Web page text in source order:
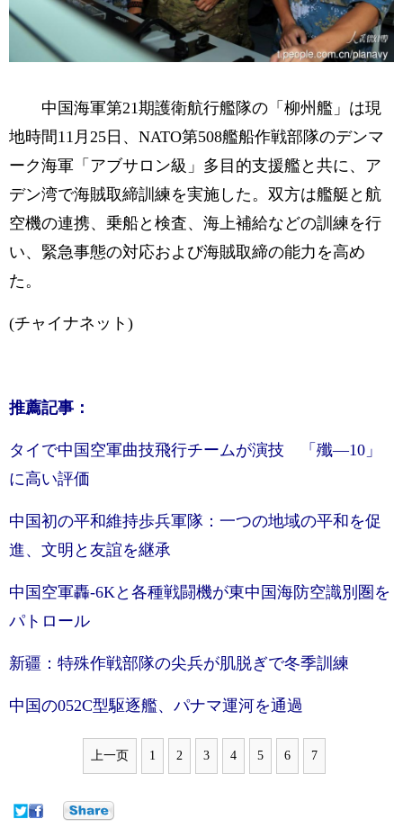
中国海軍第21期護衛航行艦隊の「柳州艦」は現
地時間11月25日、NATO第508艦船作戦部隊のデンマ
ーク海軍「アブサロン級」多目的支援艦と共に、ア
デン湾で海賊取締訓練を実施した。双方は艦艇と航
空機の連携、乗船と検査、海上補給などの訓練を行
い、緊急事態の対応および海賊取締の能力を高め
た。
(チャイナネット)
推薦記事：
タイで中国空軍曲技飛行チームが演技 「殲―10」
に高い評価
中国初の平和維持歩兵軍隊：一つの地域の平和を促
進、文明と友誼を継承
中国空軍轟-6Kと各種戦闘機が東中国海防空識別圏を
パトロール
新疆：特殊作戦部隊の尖兵が肌脱ぎで冬季訓練
中国の052C型駆逐艦、パナマ運河を通過
上一页 1 2 3 4 5 6 7